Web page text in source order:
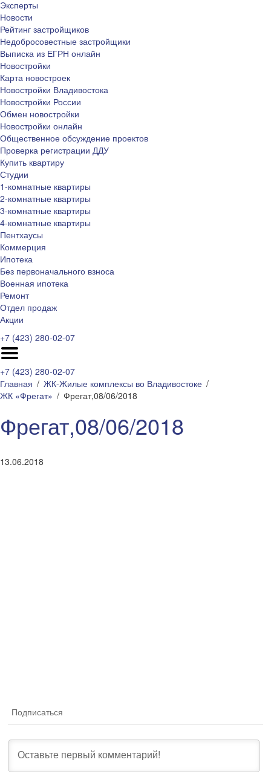
Эксперты
Новости
Рейтинг застройщиков
Недобросовестные застройщики
Выписка из ЕГРН онлайн
Новостройки
Карта новостроек
Новостройки Владивостока
Новостройки России
Обмен новостройки
Новостройки онлайн
Общественное обсуждение проектов
Проверка регистрации ДДУ
Купить квартиру
Студии
1-комнатные квартиры
2-комнатные квартиры
3-комнатные квартиры
4-комнатные квартиры
Пентхаусы
Коммерция
Ипотека
Без первоначального взноса
Военная ипотека
Ремонт
Отдел продаж
Акции
+7 (423) 280-02-07
+7 (423) 280-02-07
Главная
ЖК-Жилые комплексы во Владивостоке
ЖК «Фрегат»
Фрегат,08/06/2018
Фрегат,08/06/2018
13.06.2018
Подписаться